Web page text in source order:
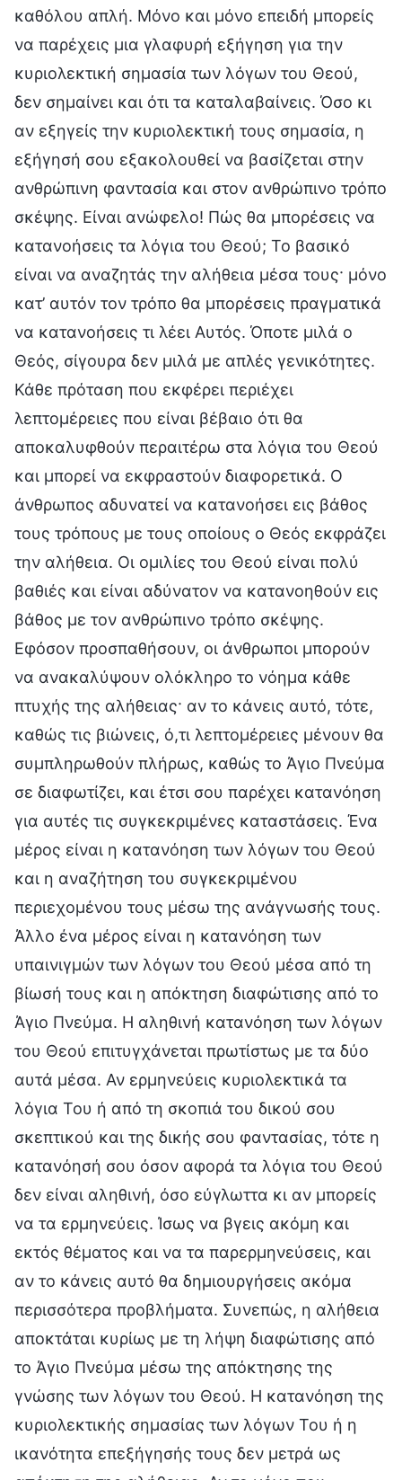
καθόλου απλή. Μόνο και μόνο επειδή μπορείς
να παρέχεις μια γλαφυρή εξήγηση για την
κυριολεκτική σημασία των λόγων του Θεού,
δεν σημαίνει και ότι τα καταλαβαίνεις. Όσο κι
αν εξηγείς την κυριολεκτική τους σημασία, η
εξήγησή σου εξακολουθεί να βασίζεται στην
ανθρώπινη φαντασία και στον ανθρώπινο τρόπο
σκέψης. Είναι ανώφελο! Πώς θα μπορέσεις να
κατανοήσεις τα λόγια του Θεού; Το βασικό
είναι να αναζητάς την αλήθεια μέσα τους· μόνο
κατ’ αυτόν τον τρόπο θα μπορέσεις πραγματικά
να κατανοήσεις τι λέει Αυτός. Όποτε μιλά ο
Θεός, σίγουρα δεν μιλά με απλές γενικότητες.
Κάθε πρόταση που εκφέρει περιέχει
λεπτομέρειες που είναι βέβαιο ότι θα
αποκαλυφθούν περαιτέρω στα λόγια του Θεού
και μπορεί να εκφραστούν διαφορετικά. Ο
άνθρωπος αδυνατεί να κατανοήσει εις βάθος
τους τρόπους με τους οποίους ο Θεός εκφράζει
την αλήθεια. Οι ομιλίες του Θεού είναι πολύ
βαθιές και είναι αδύνατον να κατανοηθούν εις
βάθος με τον ανθρώπινο τρόπο σκέψης.
Εφόσον προσπαθήσουν, οι άνθρωποι μπορούν
να ανακαλύψουν ολόκληρο το νόημα κάθε
πτυχής της αλήθειας· αν το κάνεις αυτό, τότε,
καθώς τις βιώνεις, ό,τι λεπτομέρειες μένουν θα
συμπληρωθούν πλήρως, καθώς το Άγιο Πνεύμα
σε διαφωτίζει, και έτσι σου παρέχει κατανόηση
για αυτές τις συγκεκριμένες καταστάσεις. Ένα
μέρος είναι η κατανόηση των λόγων του Θεού
και η αναζήτηση του συγκεκριμένου
περιεχομένου τους μέσω της ανάγνωσής τους.
Άλλο ένα μέρος είναι η κατανόηση των
υπαινιγμών των λόγων του Θεού μέσα από τη
βίωσή τους και η απόκτηση διαφώτισης από το
Άγιο Πνεύμα. Η αληθινή κατανόηση των λόγων
του Θεού επιτυγχάνεται πρωτίστως με τα δύο
αυτά μέσα. Αν ερμηνεύεις κυριολεκτικά τα
λόγια Του ή από τη σκοπιά του δικού σου
σκεπτικού και της δικής σου φαντασίας, τότε η
κατανόησή σου όσον αφορά τα λόγια του Θεού
δεν είναι αληθινή, όσο εύγλωττα κι αν μπορείς
να τα ερμηνεύεις. Ίσως να βγεις ακόμη και
εκτός θέματος και να τα παρερμηνεύσεις, και
αν το κάνεις αυτό θα δημιουργήσεις ακόμα
περισσότερα προβλήματα. Συνεπώς, η αλήθεια
αποκτάται κυρίως με τη λήψη διαφώτισης από
το Άγιο Πνεύμα μέσω της απόκτησης της
γνώσης των λόγων του Θεού. Η κατανόηση της
κυριολεκτικής σημασίας των λόγων Του ή η
ικανότητα επεξήγησής τους δεν μετρά ως